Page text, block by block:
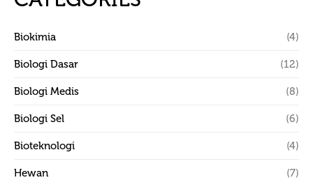
Biokimia (4)
Biologi Dasar (12)
Biologi Medis (8)
Biologi Sel (6)
Bioteknologi (4)
Hewan (7)